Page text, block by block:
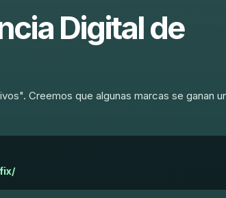
Digital de
Creemos que algunas marcas se ganan